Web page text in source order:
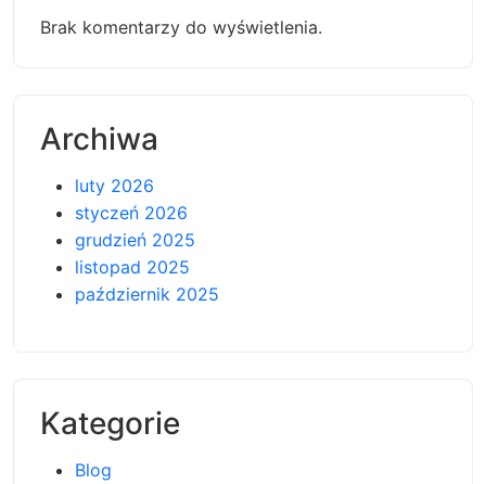
Brak komentarzy do wyświetlenia.
Archiwa
luty 2026
styczeń 2026
grudzień 2025
listopad 2025
październik 2025
Kategorie
Blog